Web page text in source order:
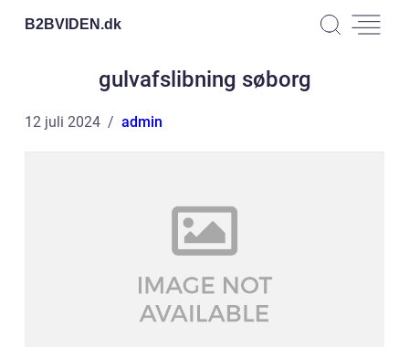
B2BVIDEN.dk
gulvafslibning søborg
12 juli 2024 admin